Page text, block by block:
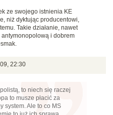
ze swojego istnienia KE
niż dyktując producentowi,
Takie działanie, nawet
i dobrem
22:30
to niech się raczej
to musze płacić za
system. Ale to co MS